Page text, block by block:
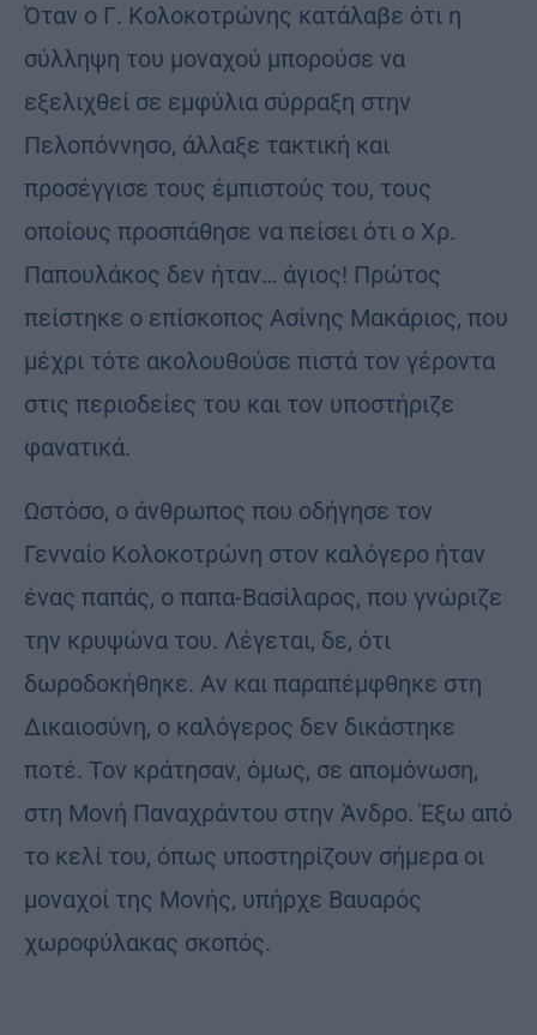
Όταν ο Γ. Κολοκοτρώνης κατάλαβε ότι η
σύλληψη του μοναχού μπορούσε να
εξελιχθεί σε εμφύλια σύρραξη στην
Πελοπόννησο, άλλαξε τακτική και
προσέγγισε τους έμπιστούς του, τους
οποίους προσπάθησε να πείσει ότι ο Χρ.
Παπουλάκος δεν ήταν… άγιος! Πρώτος
πείστηκε ο επίσκοπος Ασίνης Μακάριος, που
μέχρι τότε ακολουθούσε πιστά τον γέροντα
στις περιοδείες του και τον υποστήριζε
φανατικά.
Ωστόσο, ο άνθρωπος που οδήγησε τον
Γενναίο Κολοκοτρώνη στον καλόγερο ήταν
ένας παπάς, ο παπα-Βασίλαρος, που γνώριζε
την κρυψώνα του. Λέγεται, δε, ότι
δωροδοκήθηκε. Αν και παραπέμφθηκε στη
Δικαιοσύνη, ο καλόγερος δεν δικάστηκε
ποτέ. Τον κράτησαν, όμως, σε απομόνωση,
στη Μονή Παναχράντου στην Άνδρο. Έξω από
το κελί του, όπως υποστηρίζουν σήμερα οι
μοναχοί της Μονής, υπήρχε Βαυαρός
χωροφύλακας σκοπός.